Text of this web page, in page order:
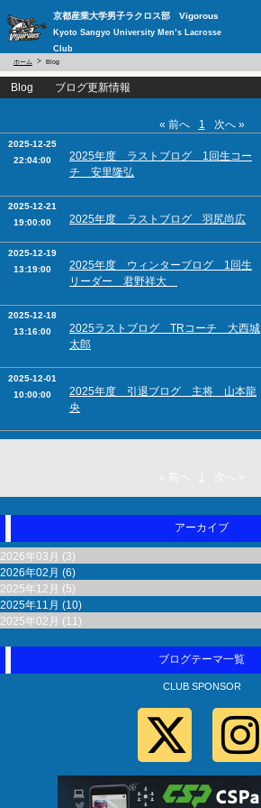
京都産業大学男子ラクロス部 Vigorous
Kyoto Sangyo University Men’s Lacrosse
Club
ホーム Blog
Blog ブログ更新情報
« 前へ 1 次へ »
2025-12-25
22:04:00
2025年度 ラストブログ 1回生コー
チ 安里隆弘
2025-12-21
19:00:00
2025年度 ラストブログ 羽尻尚広
2025-12-19
13:19:00
2025年度 ウィンターブログ 1回生
リーダー 君野祥大
2025-12-18
13:16:00
2025ラストブログ TRコーチ 大西城
太郎
2025-12-01
10:00:00
2025年度 引退ブログ 主将 山本龍
央
アーカイブ
2026年03月 (3)
2026年02月 (6)
2025年12月 (5)
2025年11月 (10)
2025年02月 (11)
ブログテーマ一覧
CLUB SPONSOR